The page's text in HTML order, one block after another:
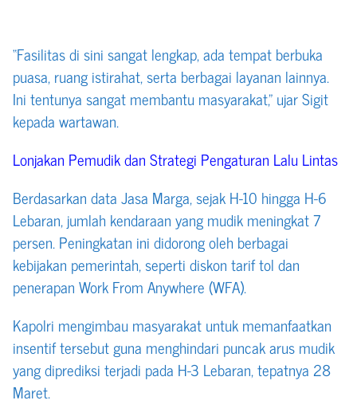
“Fasilitas di sini sangat lengkap, ada tempat berbuka
puasa, ruang istirahat, serta berbagai layanan lainnya.
Ini tentunya sangat membantu masyarakat,” ujar Sigit
kepada wartawan.
Lonjakan Pemudik dan Strategi Pengaturan Lalu Lintas
Berdasarkan data Jasa Marga, sejak H-10 hingga H-6
Lebaran, jumlah kendaraan yang mudik meningkat 7
persen. Peningkatan ini didorong oleh berbagai
kebijakan pemerintah, seperti diskon tarif tol dan
penerapan Work From Anywhere (WFA).
Kapolri mengimbau masyarakat untuk memanfaatkan
insentif tersebut guna menghindari puncak arus mudik
yang diprediksi terjadi pada H-3 Lebaran, tepatnya 28
Maret.